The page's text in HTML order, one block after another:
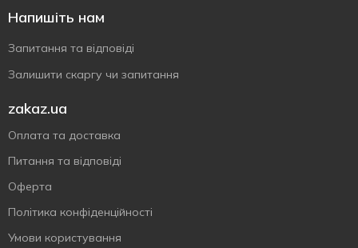
Напишіть нам
Запитання та відповіді
Залишити скаргу чи запитання
zakaz.ua
Оплата та доставка
Питання та відповіді
Оферта
Політика конфіденційності
Умови користування